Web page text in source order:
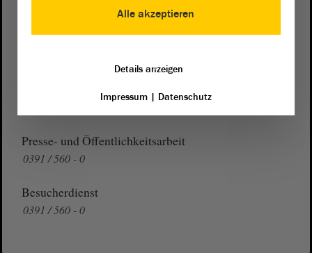
Wegbeschreibung
0391 / 560 - 1123
Presse- und Öffentlichkeitsarbeit
0391 / 560 - 0
Besucherdienst
0391 / 560 - 0
Alle akzeptieren
Details anzeigen
Impressum| Datenschutz